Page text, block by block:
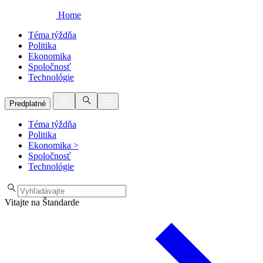
Home
Téma týždňa
Politika
Ekonomika
Spoločnosť
Technológie
Predplatné
Téma týždňa
Politika
Ekonomika >
Spoločnosť
Technológie
Vitajte na Štandarde